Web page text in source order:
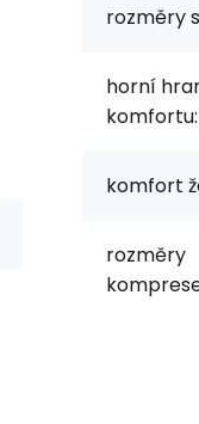
rozměry
horní
komfortu:
komfort
rozměry